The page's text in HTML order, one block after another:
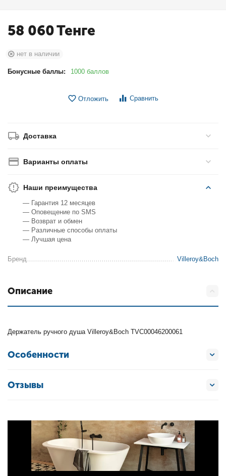
58 060Тенге
нет в наличии
Бонусные баллы: 1000 баллов
Отложить Сравнить
Доставка
Варианты оплаты
Наши преимущества
— Гарантия 12 месяцев
— Оповещение по SMS
— Возврат и обмен
— Различные способы оплаты
— Лучшая цена
Бренд Villeroy&Boch
Описание
Держатель ручного душа Villeroy&Boch TVC00046200061
Особенности
Отзывы